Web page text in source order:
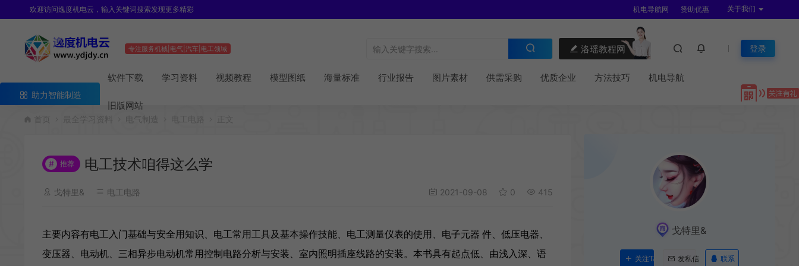
欢迎访问逸度机电云，输入关键词搜索发现更多精彩 机电导航网 赞助优惠 关于我们
专注服务机械|电气|汽车|电工领域 洛瑶教程网 登录
助力智能制造
软件下载 学习资料 视频教程 模型图纸 海量标准 行业报告 图片素材 供需采购 优质企业 方法技巧 机电导航
旧版网站
电工电路
# 推荐 电工技术咱得这么学
戈特里& 电工电路 2021-09-08 0 415
主要内容有电工入门基础与安全用知识、电工常用工具及基本操作技能、电工测量仪表的使用、电子元器 件、低压电器、
变压器、电动机、三相异步电动机常用控制电路分析与安装、室内照明插座线路的安装。本书具有起点低、由浅入深、语
戈特里&
关注Ta 发私信 联系